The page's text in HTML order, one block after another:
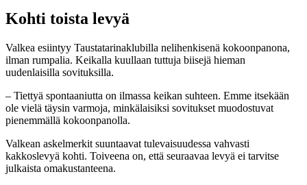
Kohti toista levyä
Valkea esiintyy Taustatarinaklubilla nelihenkisenä kokoonpanona,
ilman rumpalia. Keikalla kuullaan tuttuja biisejä hieman
uudenlaisilla sovituksilla.
– Tiettyä spontaaniutta on ilmassa keikan suhteen. Emme itsekään
ole vielä täysin varmoja, minkälaisiksi sovitukset muodostuvat
pienemmällä kokoonpanolla.
Valkean askelmerkit suuntaavat tulevaisuudessa vahvasti
kakkoslevyä kohti. Toiveena on, että seuraavaa levyä ei tarvitse
julkaista omakustanteena.